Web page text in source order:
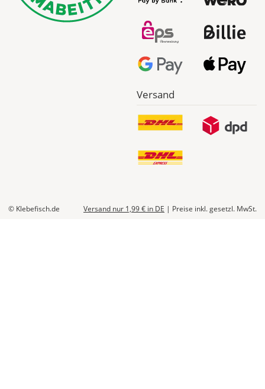
angezeigt.
Versand
© Klebefisch.de Versand nur 1,99 € in DE | Preise inkl. gesetzl. MwSt.